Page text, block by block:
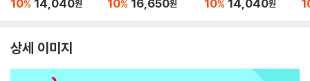
10% 14,040원 10% 16,650원 10% 14,040원
상세 이미지